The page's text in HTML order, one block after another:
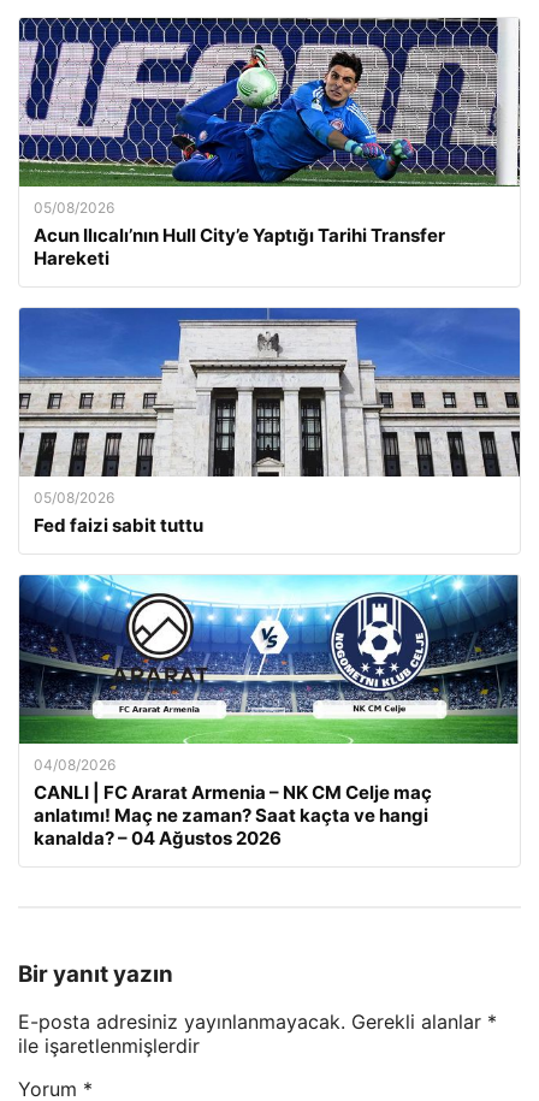
05/08/2026
Acun Ilıcalı’nın Hull City’e Yaptığı Tarihi Transfer
Hareketi
05/08/2026
Fed faizi sabit tuttu
04/08/2026
CANLI | FC Ararat Armenia – NK CM Celje maç
anlatımı! Maç ne zaman? Saat kaçta ve hangi
kanalda? – 04 Ağustos 2026
Bir yanıt yazın
E-posta adresiniz yayınlanmayacak. Gerekli alanlar *
ile işaretlenmişlerdir
Yorum *